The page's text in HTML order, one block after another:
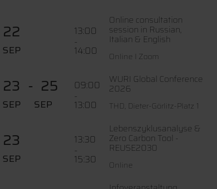
22
SEP
13:00
-
14:00
Online consultation
session in Russian,
Italian & English
Online I Zoom
23
SEP
25
SEP
09:00
-
13:00
WURI Global Conference
2026
THD, Dieter-Görlitz-Platz 1
23
SEP
13:30
-
15:30
Lebenszyklusanalyse &
Zero Carbon Tool -
REUSE2030
Online